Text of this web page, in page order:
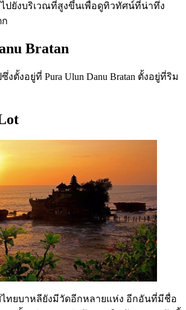
ปยังบริเวณที่สูงขึ้นเพื่อดูทิวทัศน์ที่น่าทึ่ง
Bratan
ตั้งอยู่ที่ Pura Ulun Danu Bratan ตั้งอยู่ที่ริม
ไทยบาหลียังมีวัดอีกหลายแห่ง อีกอันที่มีชื่อ